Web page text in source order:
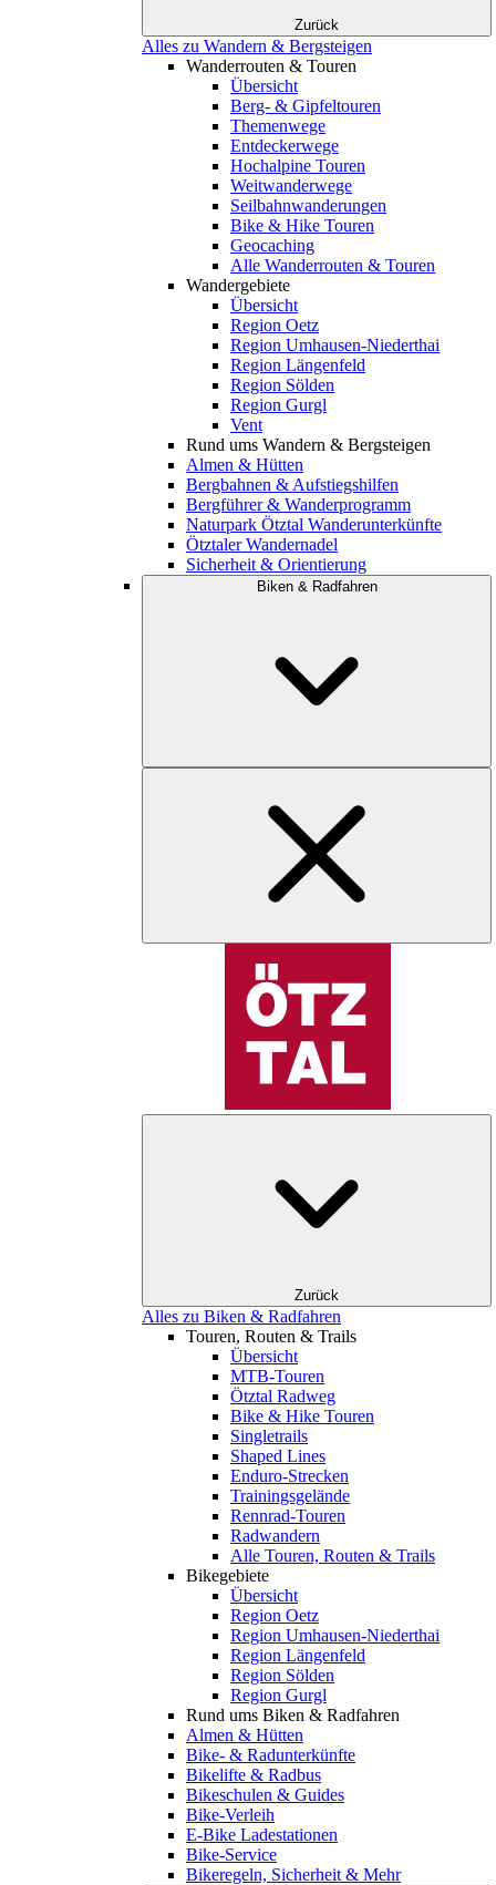
Zurück
Alles zu Wandern & Bergsteigen
Wanderrouten & Touren
Übersicht
Berg- & Gipfeltouren
Themenwege
Entdeckerwege
Hochalpine Touren
Weitwanderwege
Seilbahnwanderungen
Bike & Hike Touren
Geocaching
Alle Wanderrouten & Touren
Wandergebiete
Übersicht
Region Oetz
Region Umhausen-Niederthai
Region Längenfeld
Region Sölden
Region Gurgl
Vent
Rund ums Wandern & Bergsteigen
Almen & Hütten
Bergbahnen & Aufstiegshilfen
Bergführer & Wanderprogramm
Naturpark Ötztal Wanderunterkünfte
Ötztaler Wandernadel
Sicherheit & Orientierung
Biken & Radfahren
Zurück
Alles zu Biken & Radfahren
Touren, Routen & Trails
Übersicht
MTB-Touren
Ötztal Radweg
Bike & Hike Touren
Singletrails
Shaped Lines
Enduro-Strecken
Trainingsgelände
Rennrad-Touren
Radwandern
Alle Touren, Routen & Trails
Bikegebiete
Übersicht
Region Oetz
Region Umhausen-Niederthai
Region Längenfeld
Region Sölden
Region Gurgl
Rund ums Biken & Radfahren
Almen & Hütten
Bike- & Radunterkünfte
Bikelifte & Radbus
Bikeschulen & Guides
Bike-Verleih
E-Bike Ladestationen
Bike-Service
Bikeregeln, Sicherheit & Mehr